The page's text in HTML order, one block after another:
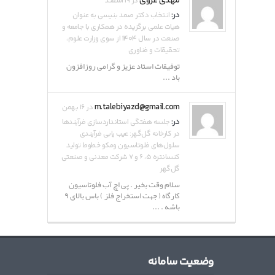
در:انتخاب دکتر صمد بنیسی به عنوان
هیات علمی برگزیده در همکاری با جامعه و
صنعت در سال ۱۴۰۴ از سوی وزارت علوم،
تحقیقات و فناوری
توفیقات استاد عزیز و گرامی روزافزون
باد ...
m.talebiyazd@gmail.comدر ۱۶ بهمن
در:جلسه هفتگی استانداردسازی فرآیندها
در کارخانه گل‌گهر: عیب یابی فرآیندی
سلول‌های فلوتاسیون ومکو خطوط تولید
کنسانتره ۵، ۶ و ۷ شرکت معدنی و صنعتی
گل‌گهر
سلام وقت بخیر . پی اچ آب فلوتاسیون
کارگاه ( جهت استخراج فلز ) باس بالای ۹
باشه . ...
وضعیت سامانه